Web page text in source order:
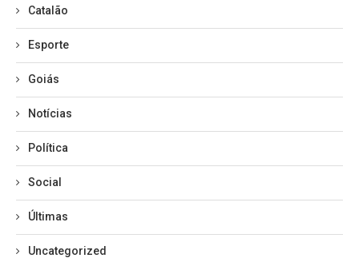
Catalão
Esporte
Goiás
Notícias
Política
Social
Últimas
Uncategorized